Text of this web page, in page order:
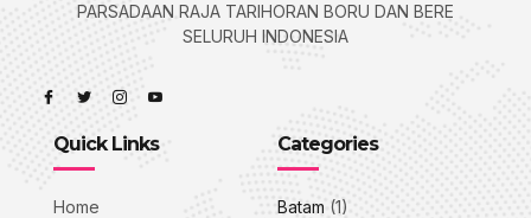
PARSADAAN RAJA TARIHORAN BORU DAN BERE
SELURUH INDONESIA
Quick Links
Home
Categories
Batam (1)